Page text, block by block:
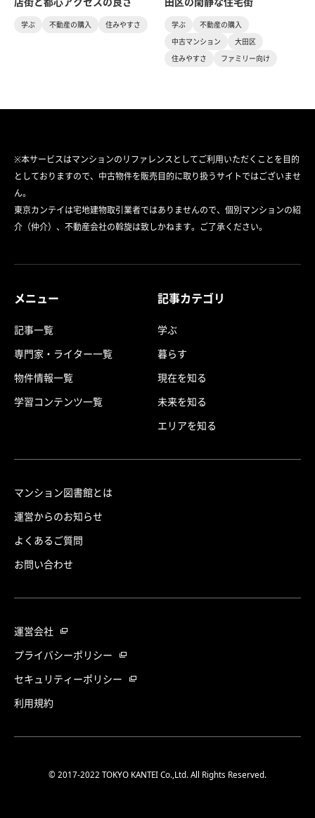
学ぶ 不動産の購入 住みやすさ 学ぶ
不動産の購入
中古マンション
大田区
住みやすさ
ファミリー向け
※本サービスはマンションのリファレンスとしてご利用いただくことを目的
としておりますので、中古物件を販売目的に取り扱うサイトではございませ
ん。
東京カンテイは宅地建物取引業者ではありませんので、個別マンションの紹
介（仲介）、不動産会社の斡旋は致しかねます。ご了承ください。
メニュー
記事一覧
専門家・ライター一覧
物件情報一覧
学習コンテンツ一覧
記事カテゴリ
学ぶ
暮らす
現在を知る
未来を知る
エリアを知る
マンション図書館とは
運営からのお知らせ
よくあるご質問
お問い合わせ
運営会社
プライバシーポリシー
セキュリティーポリシー
利用規約
© 2017-2022 TOKYO KANTEI Co.,Ltd. All Rights Reserved.